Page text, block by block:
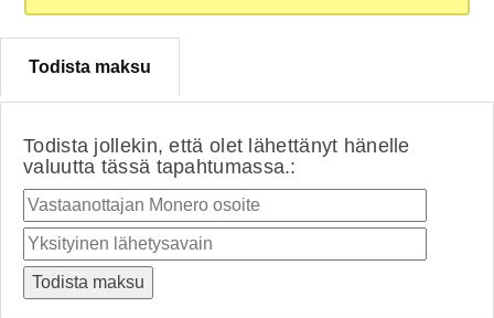
Todista maksu
Todista jollekin, että olet lähettänyt hänelle
valuutta tässä tapahtumassa.: